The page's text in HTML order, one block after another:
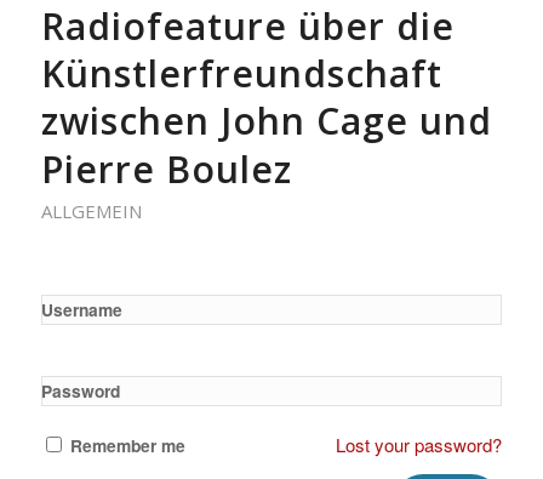
Radiofeature über die
Künstlerfreundschaft
zwischen John Cage und
Pierre Boulez
ALLGEMEIN
Username
Password
Remember me Lost your password?